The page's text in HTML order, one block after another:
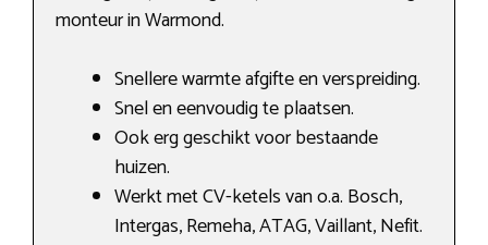
monteur in Warmond.
Snellere warmte afgifte en verspreiding.
Snel en eenvoudig te plaatsen.
Ook erg geschikt voor bestaande
huizen.
Werkt met CV-ketels van o.a. Bosch,
Intergas, Remeha, ATAG, Vaillant, Nefit.